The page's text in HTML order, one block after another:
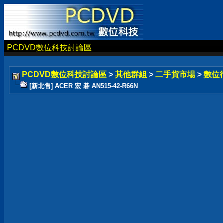
PCDVD數位科技討論區
PCDVD數位科技討論區 > 其他群組 > 二手貨市場 > 數位
[新北售] ACER 宏 碁 AN515-42-R66N